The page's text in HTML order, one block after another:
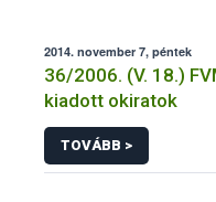
2014. november 7, péntek
36/2006. (V. 18.)
kiadott okiratok
TOVÁBB >